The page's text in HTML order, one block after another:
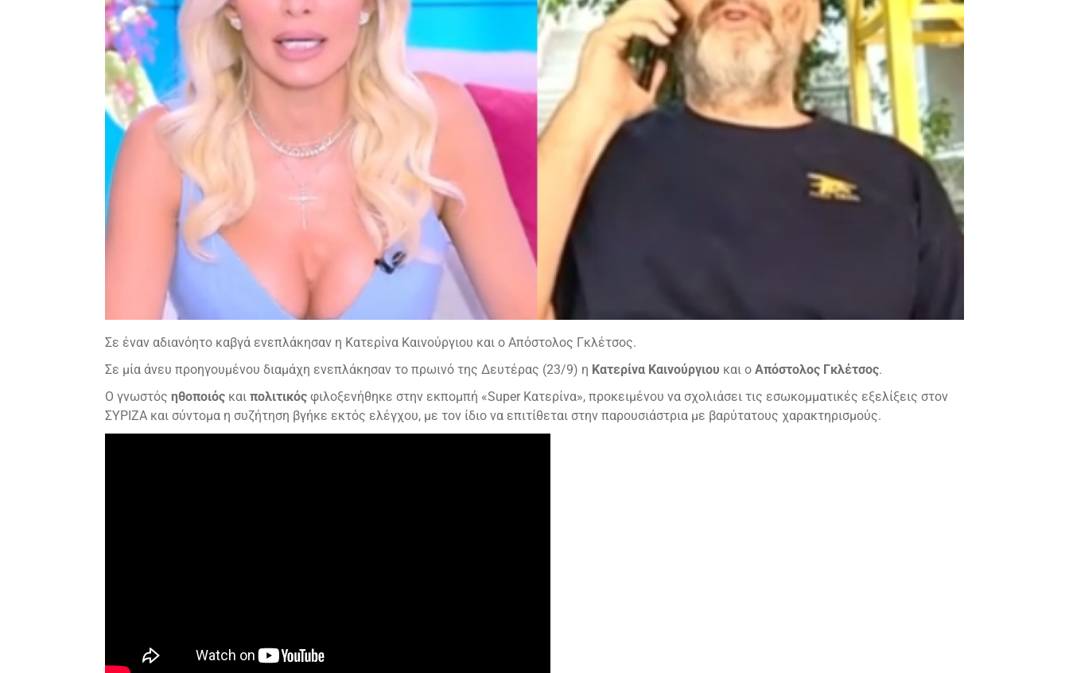
Σε έναν αδιανόητο καβγά ενεπλάκησαν η Κατερίνα Καινούργιου και ο Απόστολος Γκλέτσος.
Σε μία άνευ προηγουμένου διαμάχη ενεπλάκησαν το πρωινό της Δευτέρας (23/9) η Κατερίνα Καινούργιου και ο Απόστολος Γκλέτσος.
Ο γνωστός ηθοποιός και πολιτικός φιλοξενήθηκε στην εκπομπή «Super Κατερίνα», προκειμένου να σχολιάσει τις εσωκομματικές εξελίξεις στον
ΣΥΡΙΖΑ και σύντομα η συζήτηση βγήκε εκτός ελέγχου, με τον ίδιο να επιτίθεται στην παρουσιάστρια με βαρύτατους χαρακτηρισμούς.